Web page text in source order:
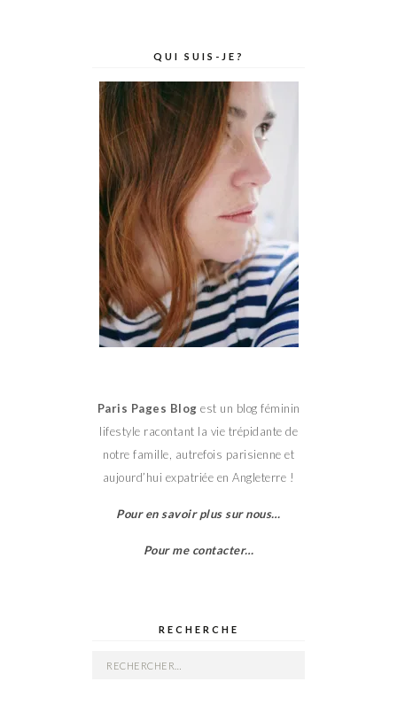
QUI SUIS-JE?
Paris Pages Blog est un blog féminin
lifestyle racontant la vie trépidante de
notre famille, autrefois parisienne et
aujourd’hui expatriée en Angleterre !
Pour en savoir plus sur nous…
Pour me contacter…
RECHERCHE
Rechercher :